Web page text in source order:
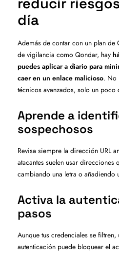
día
Además de contar con un plan de
de vigilancia como Qondar, hay
puedes aplicar a diario para
caer en un enlace malicioso. No
técnicos avanzados, solo un poco
Aprende a
sospechosos
Revisa siempre la dirección URL
atacantes suelen usar direcciones
cambiando una letra o añadiendo
Activa la
pasos
Aunque tus credenciales se
autenticación puede bloquear el